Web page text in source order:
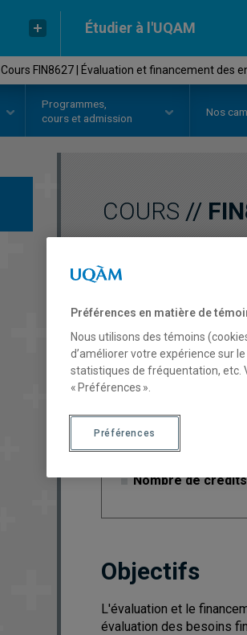
Étudier à l'UQAM
Cours FIN8627 | Évaluation et financement des
Programmes,
cours et admission
Nos
COURS //
Description
Cycle: 2
Type de cours
Nombre de crédits
Objectifs
L'évaluation et le
évaluation des besoins
Préférences en matière de
Nous utilisons des témoins
d’améliorer votre expérience sur
statistiques de fréquentation, etc.
« Préférences ».
Préférences